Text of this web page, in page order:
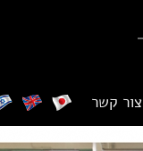
צור קשר